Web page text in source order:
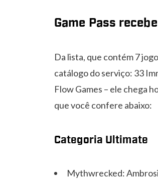
Game Pass
Da lista, que contém 7
catálogo do serviço: 33
Flow Games – ele chega
que você confere abaixo:
Categoria Ultimate
Mythwrecked: